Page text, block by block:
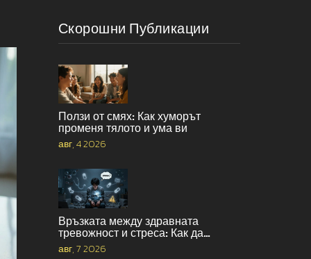
Скорошни Публикации
Ползи от смях: Как хуморът
променя тялото и ума ви
авг, 4 2026
Връзката между здравната
тревожност и стреса: Как да
прекъснете порочния кръг
авг, 7 2026